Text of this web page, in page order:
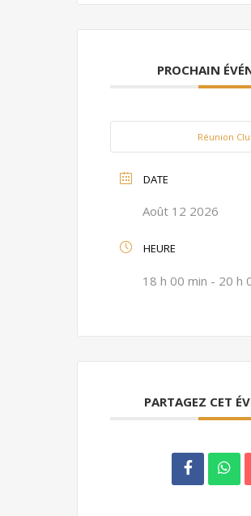
PROCHAIN
Réunion
DATE
Août 12 2026
HEURE
18 h 00 min - 20 h
PARTAGEZ CET